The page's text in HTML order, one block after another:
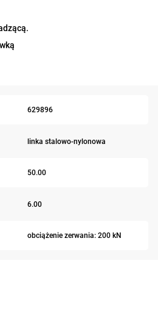
629896
linka stalowo-nylonowa
50.00
6.00
obciążenie zerwania: 200 kN